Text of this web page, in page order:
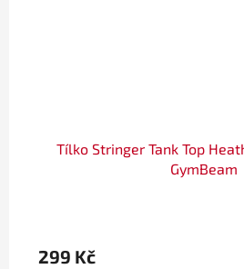
Tílko Stringer Tank Top
GymBeam
299 Kč